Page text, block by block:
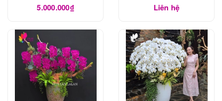
5.000.000₫ Liên hệ